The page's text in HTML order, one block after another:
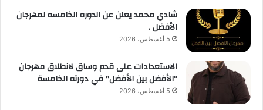
شادي محمد يعلن عن الدوره الخامسه لمهرجان
الأفضل .
5 أغسطس، 2026
الاستعدادات على قدم وساق لانطلاق مهرجان
“الأفضل بين الأفضل” في دورته الخامسة
5 أغسطس، 2026